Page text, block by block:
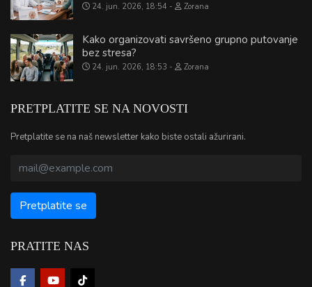
24. jun. 2026, 18:54 Zorana
Kako organizovati savršeno grupno putovanje
bez stresa?
24. jun. 2026, 18:53 Zorana
PRETPLATITE SE NA NOVOSTI
Pretplatite se na naš newsletter kako biste ostali ažurirani.
PRATITE NAS